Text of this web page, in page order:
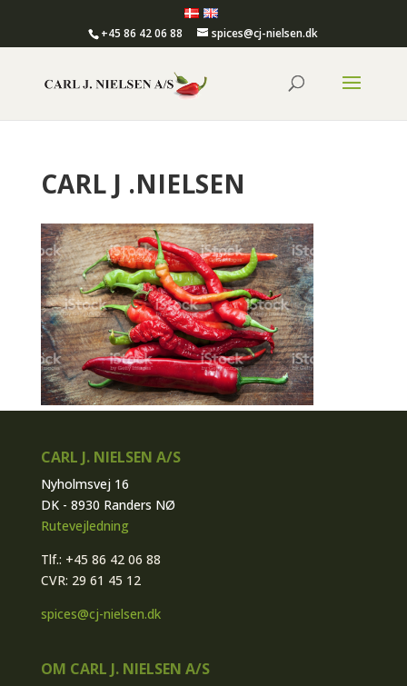
+45 86 42 06 88 spices@cj-nielsen.dk
CARL J .NIELSEN
CARL J. NIELSEN A/S
Nyholmsvej 16
DK - 8930 Randers NØ
Rutevejledning
Tlf.: +45 86 42 06 88
CVR: 29 61 45 12
spices@cj-nielsen.dk
OM CARL J. NIELSEN A/S